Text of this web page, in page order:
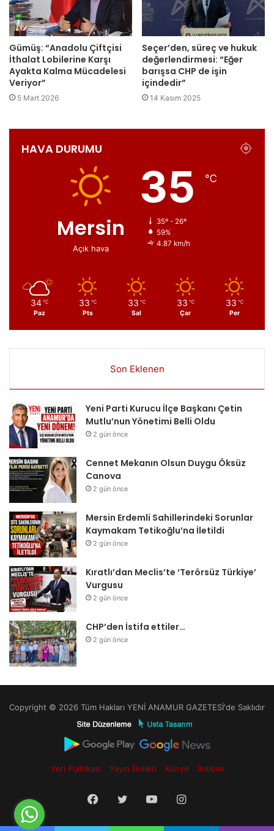
Gümüş: “Anadolu Çiftçisi
İthalat Lobilerine Karşı
Ayakta Kalma Mücadelesi
Veriyor”
5 Mart 2026
Seçer’den, süreç ve hukuk
değerlendirmesi: “Eğer
barışsa CHP de işin
içindedir”
14 Kasım 2025
HAVA DURUMU
Mersin
Açık hava
35 ℃
35º - 26º
59%
4.87 km/h
34 ℃
Paz
33 ℃
Pts
33 ℃
Sal
33 ℃
Çar
33 ℃
Per
Son Eklenen
Yeni Parti Kurucu İlçe Başkanı Çetin
Mutlu’nun Yönetimi Belli Oldu
2 gün önce
Cennet Mekanın Olsun Duygu Öksüz
Canova
2 gün önce
Mersin Erdemli Sahillerindeki Sorunlar
Kaymakam Tetikoğlu’na İletildi
2 gün önce
Kıratlı’dan Meclis’te ‘Terörsüz Türkiye’
Vurgusu
2 gün önce
CHP’den İstifa ettiler…
2 gün önce
Copyright © 2026 Tüm Hakları YENİ ANAMUR GAZETESİ'de Saklıdır
Veri Politikası Yayın İlkeleri Künye İletişim
Facebook
TwitterYouTubeInstagram